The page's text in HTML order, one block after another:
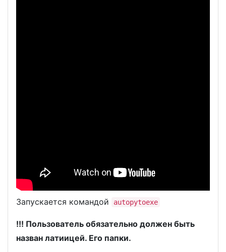
Запускается командой autopytoexe
!!! Пользователь обязательно должен быть
назван латиицей. Его папки.